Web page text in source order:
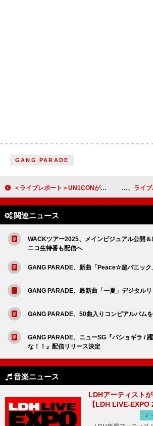
GANG PARADE
＜ライブレポート＞UN1CONが初のファンミーティングを開催 ファンとともに歩み、成長することを誓った一夜
関連ニュース
WACKツアー2025、メインビジュアル公開
ニコ生特番も配信へ
GANG PARADE、新曲「Peace☆超パニック
GANG PARADE、最新曲「一夏」デジタル
GANG PARADE、50曲入りコンピアルバム
GANG PARADE、ニューSG『パショギラ /
な！！』配信リリース決定
音楽ニュース
LDHアーティスト
【LDH LIVE-
Ｊ